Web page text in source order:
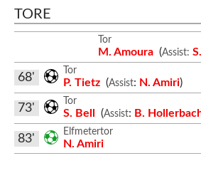
TORE
Tor
M. Amoura (Assist:
Tor
P. Tietz (Assist: N. Amiri)
68'
Tor
S. Bell (Assist: B.
73'
Elfmetertor
N. Amiri
83'